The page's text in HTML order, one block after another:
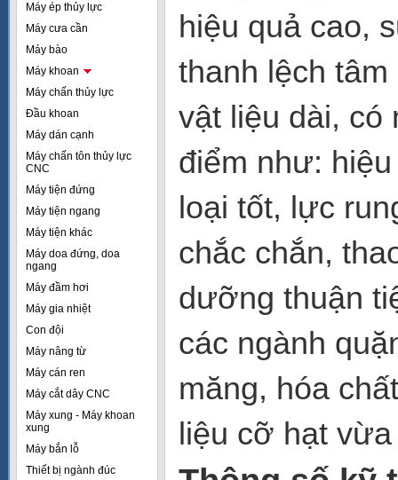
Máy ép thủy lực
Máy cưa cần
Máy bào
Máy khoan
Máy chấn thủy lực
Đầu khoan
Máy dán cạnh
Máy chấn tôn thủy lực
CNC
Máy tiện đứng
Máy tiện ngang
Máy tiện khác
Máy doa đứng, doa
ngang
Máy đầm hơi
Máy gia nhiệt
Con đội
Máy nâng từ
Máy cán ren
Máy cắt dây CNC
Máy xung - Máy khoan
xung
Máy bắn lỗ
Thiết bị ngành đúc
hiệu quả cao,
thanh lệch
vật liệu dài, có
điểm như:
loại tốt, lực
chắc chắn,
dưỡng thuận
các ngành
măng, hóa
liệu cỡ hạt